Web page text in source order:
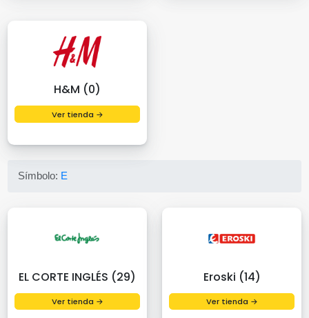
H&M (0)
Ver tienda →
Símbolo: E
EL CORTE INGLÉS (29)
Ver tienda →
Eroski (14)
Ver tienda →